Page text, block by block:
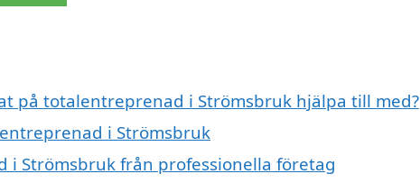
på totalentreprenad i Strömsbruk hjälpa till med?
i Strömsbruk
Strömsbruk från professionella företag